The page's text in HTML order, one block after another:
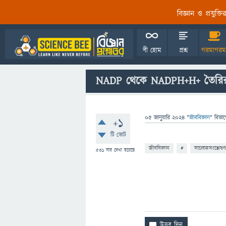
বিজ্ঞান ও
বী হোম প্রশ্ন
NADP থেকে NADPH+H+
+1
টি ভোট
531 বার দেখা হয়েছে
05 জানুয়ারি 2024 "জীববিজ্ঞান"
জীববিজ্ঞান # সালোকসংশ্লেষণ